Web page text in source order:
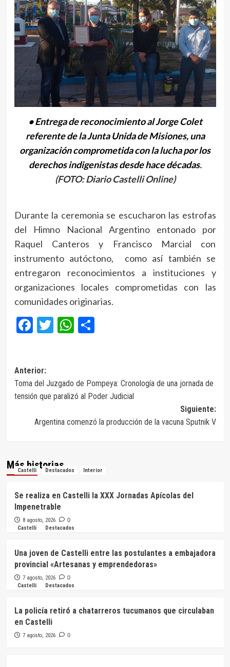
• Entrega de reconocimiento al Jorge Colet
referente de la Junta Unida de Misiones, una
organización comprometida con la lucha por los
derechos indigenistas desde hace décadas.
(FOTO: Diario Castelli Online)
Durante la ceremonia se escucharon las estrofas
del Himno Nacional Argentino entonado por
Raquel Canteros y Francisco Marcial con
instrumento autóctono, como así también se
entregaron reconocimientos a instituciones y
organizaciones locales comprometidas con las
comunidades originarias.
Facebook
Twitter
WhatsApp
Compartir
Navegación
de
entradas
Anterior:
Toma del Juzgado de Pompeya: Cronología de una jornada de
tensión que paralizó al Poder Judicial
Siguiente:
Argentina comenzó la producción de la vacuna Sputnik V
Más historias
Castelli Destacados Interior
Se realiza en Castelli la XXX Jornadas Apícolas del
Impenetrable
8 agosto, 2026 0
Castelli Destacados
Una joven de Castelli entre las postulantes a embajadora
provincial «Artesanas y emprendedoras»
7 agosto, 2026 0
Castelli Destacados
La policía retiró a chatarreros tucumanos que circulaban
en Castelli
7 agosto, 2026 0